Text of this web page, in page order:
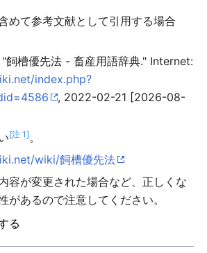
めて参考文献として引用する場合
"飼槽優先法 - 畜産用語辞典." Internet:
index.php?
, 2022-02-21 [2026-08-
[注 1]。
wiki/飼槽優先法
容が変更された場合など、正しくな
があるので注意してください。
る